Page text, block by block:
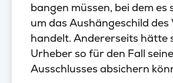
bangen müssen, bei dem es
um das Aushängeschild des
handelt. Andererseits hätte
Urheber so für den Fall
Ausschlusses absichern